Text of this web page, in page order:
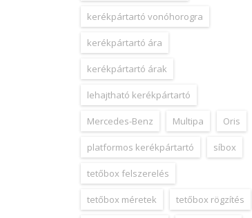
kerékpártartó vonóhorogra
kerékpártartó ára
kerékpártartó árak
lehajtható kerékpártartó
Mercedes-Benz Multipa Oris
platformos kerékpártartó síbox
tetőbox felszerelés
tetőbox méretek tetőbox rögzítés